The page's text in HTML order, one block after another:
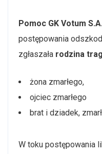
Pomoc GK Votum S.A.
postępowania
zgłaszała rodzina
żona zmarłego,
ojciec zmarłego
brat i dziadek,
W toku postępowania